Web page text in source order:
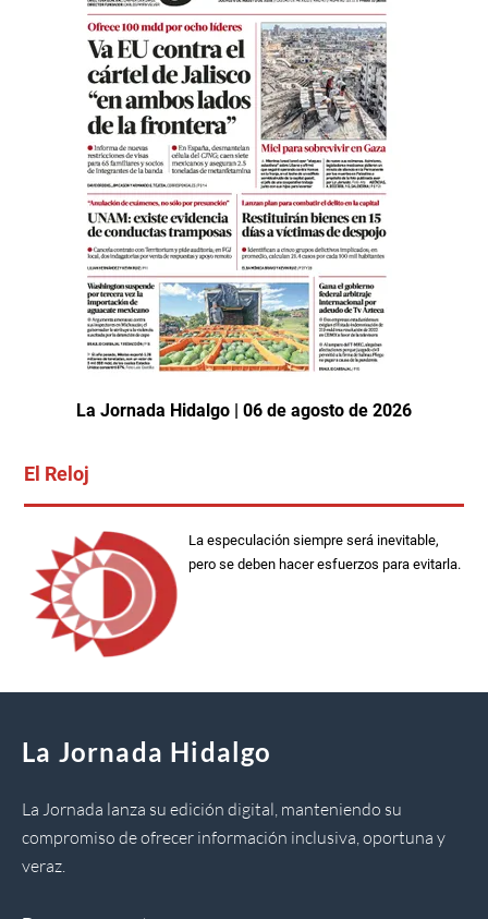
La Jornada Hidalgo | 06 de agosto de 2026
El Reloj
La especulación siempre será inevitable,
pero se deben hacer esfuerzos para evitarla.
La Jornada Hidalgo
La Jornada lanza su edición digital, manteniendo su
compromiso de ofrecer información inclusiva, oportuna y
veraz.